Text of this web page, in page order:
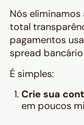
Nós
total
pagamentos
spread
É simples:
Crie sua
em poucos